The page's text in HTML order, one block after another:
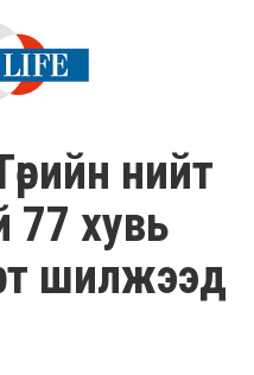
нийт
77 хувь
шилжээд